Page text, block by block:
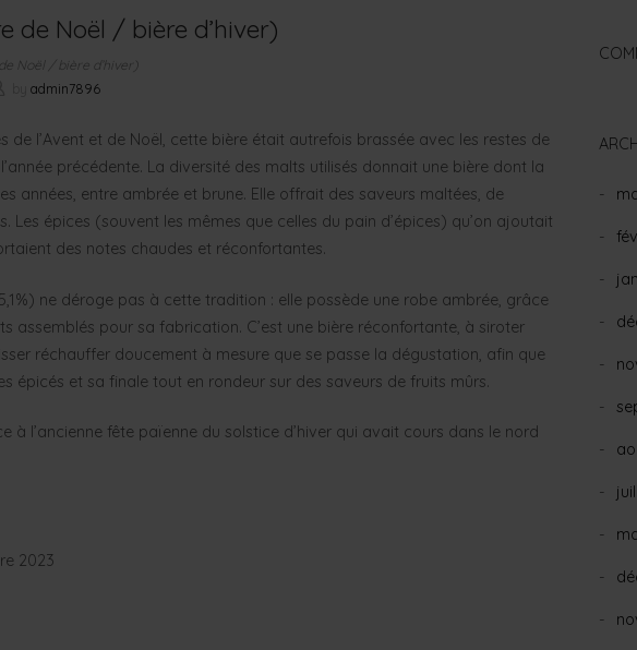
de Noël / bière d’hiver)
Noël / bière d’hiver)
admin7896
de l’Avent et de Noël, cette bière était autrefois brassée avec les restes de
précédente. La diversité des malts utilisés donnait une bière dont la
années, entre ambrée et brune. Elle offrait des saveurs maltées, de
Les épices (souvent les mêmes que celles du pain d’épices) qu’on ajoutait
des notes chaudes et réconfortantes.
ne déroge pas à cette tradition : elle possède une robe ambrée, grâce
assemblés pour sa fabrication. C’est une bière réconfortante, à siroter
réchauffer doucement à mesure que se passe la dégustation, afin que
épicés et sa finale tout en rondeur sur des saveurs de fruits mûrs.
à l’ancienne fête païenne du solstice d’hiver qui avait cours dans le nord
2023